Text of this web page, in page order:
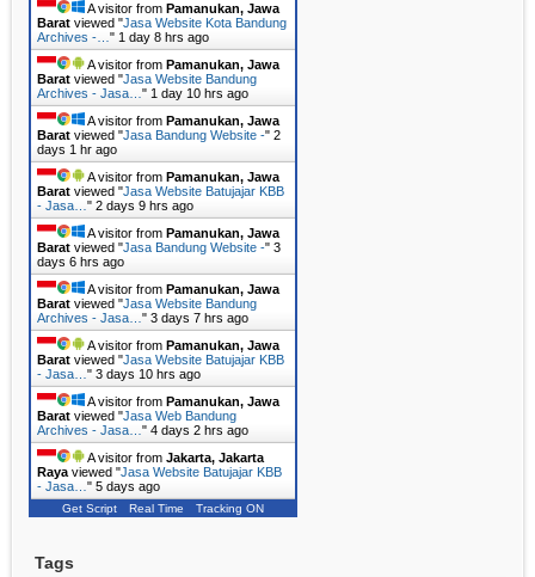
A visitor from Pamanukan, Jawa
Barat viewed "Jasa Website Kota Bandung
Archives -… " 1 day 8 hrs ago
A visitor from Pamanukan, Jawa
Barat viewed "Jasa Website Bandung
Archives - Jasa… " 1 day 10 hrs ago
A visitor from Pamanukan, Jawa
Barat viewed "Jasa Bandung Website -" 2
days 1 hr ago
A visitor from Pamanukan, Jawa
Barat viewed "Jasa Website Batujajar KBB
- Jasa… " 2 days 9 hrs ago
A visitor from Pamanukan, Jawa
Barat viewed "Jasa Bandung Website -" 3
days 6 hrs ago
A visitor from Pamanukan, Jawa
Barat viewed "Jasa Website Bandung
Archives - Jasa… " 3 days 7 hrs ago
A visitor from Pamanukan, Jawa
Barat viewed "Jasa Website Batujajar KBB
- Jasa… " 3 days 10 hrs ago
A visitor from Pamanukan, Jawa
Barat viewed "Jasa Web Bandung
Archives - Jasa… " 4 days 2 hrs ago
A visitor from Jakarta, Jakarta
Raya viewed "Jasa Website Batujajar KBB
- Jasa… " 5 days ago
Get Script Real Time Tracking ON
Tags